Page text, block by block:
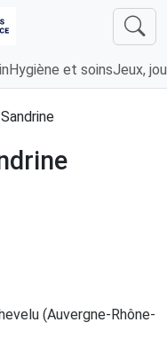
Hygiène et soinsJeux,
(Auvergne-Rhône-